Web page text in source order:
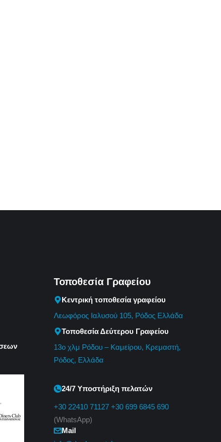
Τοποθεσία Γραφείου
Κεντρική τοποθεσία γραφείου
Λεωφόρος Ιαλυσού 105, Ρόδος Ελλάδα
Τοποθεσία Δεύτερου Γραφείου
13o χλμ Ρόδου – Καμείρου, Κρεμαστή,
Ρόδος, Ελλάδα
24/7 Υποστήριξη πελατών
+30 22410 71127 +30 699 6845 690
(WhatsApp)
Mail